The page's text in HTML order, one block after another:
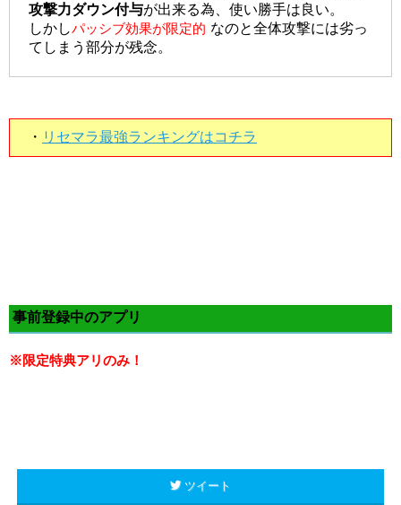
攻撃力ダウン付与が出来る為、使い勝手は良い。
しかしパッシブ効果が限定的 なのと全体攻撃には劣っ
てしまう部分が残念。
・ リセマラ最強ランキングはコチラ
事前登録中のアプリ
※限定特典アリのみ！
ツイート